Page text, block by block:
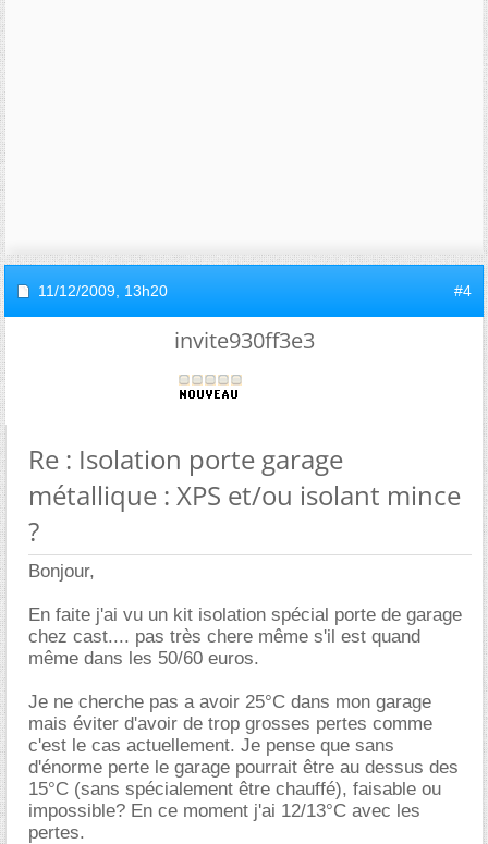
11/12/2009, 13h20 #4
invite930ff3e3
Re : Isolation porte garage
métallique : XPS et/ou isolant mince
?
Bonjour,
En faite j'ai vu un kit isolation spécial porte de garage
chez cast.... pas très chere même s'il est quand
même dans les 50/60 euros.
Je ne cherche pas a avoir 25°C dans mon garage
mais éviter d'avoir de trop grosses pertes comme
c'est le cas actuellement. Je pense que sans
d'énorme perte le garage pourrait être au dessus des
15°C (sans spécialement être chauffé), faisable ou
impossible? En ce moment j'ai 12/13°C avec les
pertes.